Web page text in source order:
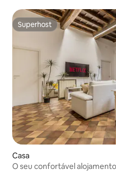
Superhost
Superhost
Casa
O seu confortável